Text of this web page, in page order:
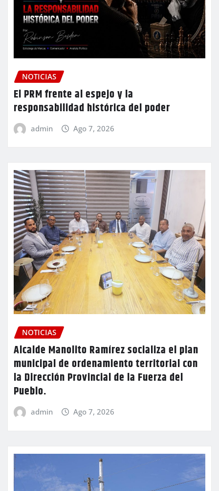
NOTICIAS
El PRM frente al espejo y la
responsabilidad histórica del poder
admin Ago 7, 2026
NOTICIAS
Alcalde Manolito Ramírez socializa el plan
municipal de ordenamiento territorial con
la Dirección Provincial de la Fuerza del
Pueblo.
admin Ago 7, 2026